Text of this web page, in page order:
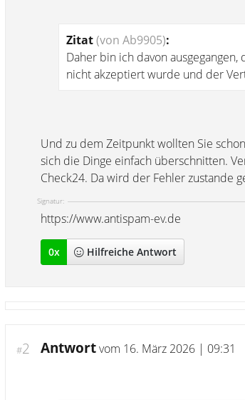
Zitat(von Ab9905):
Daher bin ich davon
nicht akzeptiert wurde und der
Und zu dem Zeitpunkt wollten Sie
sich die Dinge einfach überschnitten.
Check24. Da wird der Fehler zustande
Signatur:
https://www.antispam-ev.de
0x Hilfreiche Antwort
#2 Antwortvom 16. März 2026 | 09:31